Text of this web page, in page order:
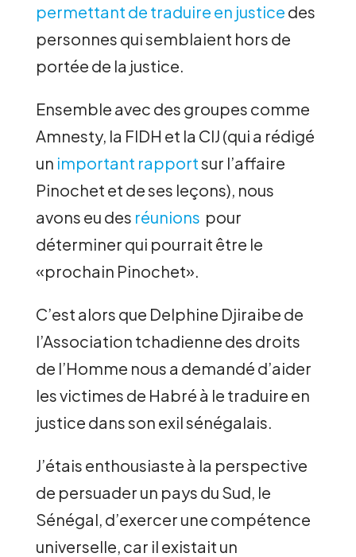
permettant de traduire en justice des
personnes qui semblaient hors de
portée de la justice.
Ensemble avec des groupes comme
Amnesty, la FIDH et la CIJ (qui a rédigé
un important rapportsur l’affaire
Pinochet et de ses leçons), nous
avons eu des réunions pour
déterminer qui pourrait être le
«prochain Pinochet».
C’est alors que Delphine Djiraibe de
l’Association tchadienne des droits
de l’Homme nous a demandé d’aider
les victimes de Habré à le traduire en
justice dans son exil sénégalais.
J’étais enthousiaste à la perspective
de persuader un pays du Sud, le
Sénégal, d’exercer une compétence
universelle, car il existait un